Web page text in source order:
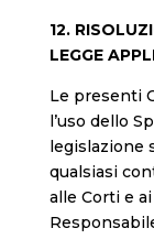
12.
LEGGE
Le presenti
l’uso dello
legislazione
qualsiasi
alle Corti e